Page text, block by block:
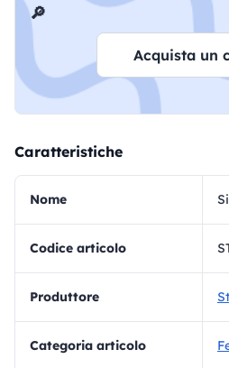
🔎
Acquista un
Caratteristiche
Nome
Codice articolo
Produttore
Categoria articolo